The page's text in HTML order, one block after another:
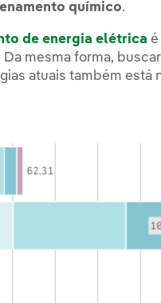
químico.
de energia elétrica
mesma forma,
atuais também está